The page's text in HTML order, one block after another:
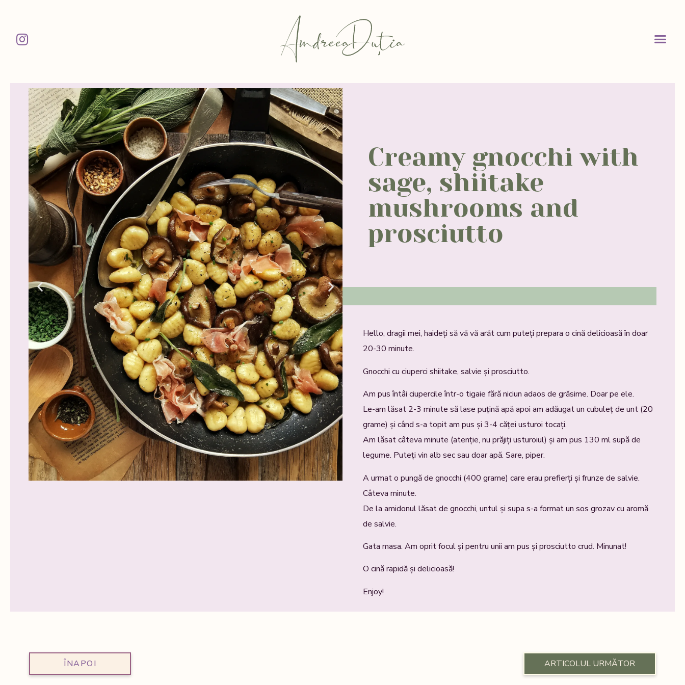
Creamy gnocchi with
sage, shiitake
mushrooms and
prosciutto
Hello, dragii mei, haideți să vă vă arăt cum puteți prepara o cină delicioasă în doar
20-30 minute.
Gnocchi cu ciuperci shiitake, salvie și prosciutto.
Am pus întâi ciupercile într-o tigaie fără niciun adaos de grăsime. Doar pe ele.
Le-am lăsat 2-3 minute să lase puțină apă apoi am adăugat un cubuleț de unt (20
grame) și când s-a topit am pus și 3-4 căței usturoi tocați.
Am lăsat câteva minute (atenție, nu prăjiți usturoiul) și am pus 130 ml supă de
legume. Puteți vin alb sec sau doar apă. Sare, piper.
A urmat o pungă de gnocchi (400 grame) care erau prefierți și frunze de salvie.
Câteva minute.
De la amidonul lăsat de gnocchi, untul și supa s-a format un sos grozav cu aromă
de salvie.
Gata masa. Am oprit focul și pentru unii am pus și prosciutto crud. Minunat!
O cină rapidă și delicioasă!
Enjoy!
ÎNAPOI ARTICOLUL URMĂTOR